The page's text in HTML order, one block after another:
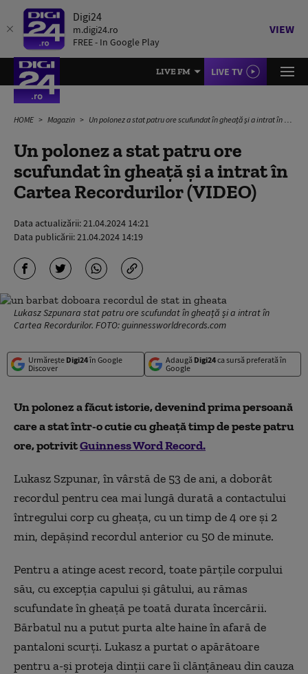
Digi24
m.digi24.ro
FREE - In Google Play
VIEW
LIVE FM LIVE TV
HOME Magazin Un polonez a stat patru ore scufundat în gheață și a intrat în Cartea Recordurilor (VIDEO)
Un polonez a stat patru ore
scufundat în gheață și a intrat în
Cartea Recordurilor (VIDEO)
Data actualizării:21.04.2024 14:21
Data publicării:21.04.2024 14:19
Lukasz Szpunara stat patru ore scufundat în gheață și a intrat în
Cartea Recordurilor. FOTO: guinnessworldrecords.com
Urmărește Digi24în Google
Discover
Adaugă Digi24ca sursă preferată în
Google
Un polonez a făcut istorie, devenind prima persoană
care a stat într-o cutie cu gheaţă timp de peste patru
ore, potrivitGuinness Word Record.
Lukasz Szpunar, în vârstă de 53 de ani, a doborât
recordul pentru cea mai lungă durată a contactului
întregului corp cu gheaţa, cu un timp de 4 ore şi 2
min, depăşind recordul anterior cu 50 de minute.
Pentru a atinge acest record, toate părţile corpului
său, cu excepţia capului şi gâtului, au rămas
scufundate în gheaţă pe toată durata încercării.
Bărbatul nu a putut purta alte haine în afară de
pantaloni scurți. Lukasz a purtat o apărătoare
pentru a-și proteja dinții care îi clănțăneau din cauza